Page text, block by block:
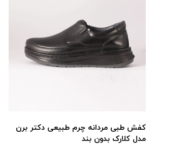
کفش طبی مردانه چرم طبیعی دکتر برن
مدل کلارک بدون بند